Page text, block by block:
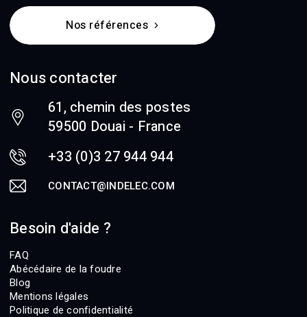
Nos références
Nous contacter
61, chemin des postes
59500 Douai - France
+33 (0)3 27 944 944
CONTACT@INDELEC.COM
Besoin d'aide ?
FAQ
Abécédaire de la foudre
Blog
Mentions légales
Politique de confidentialité